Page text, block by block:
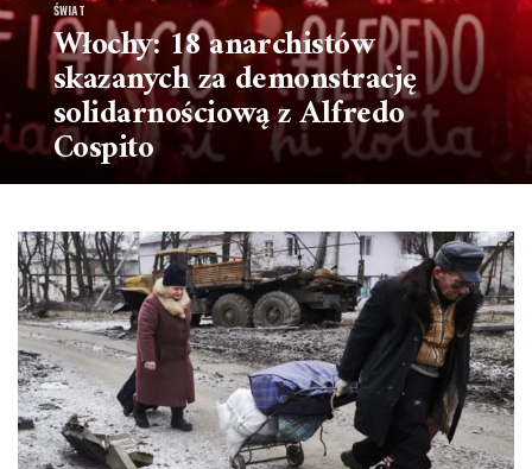
ŚWIAT
Włochy: 18 anarchistów
skazanych za demonstrację
solidarnościową z Alfredo
Cospito